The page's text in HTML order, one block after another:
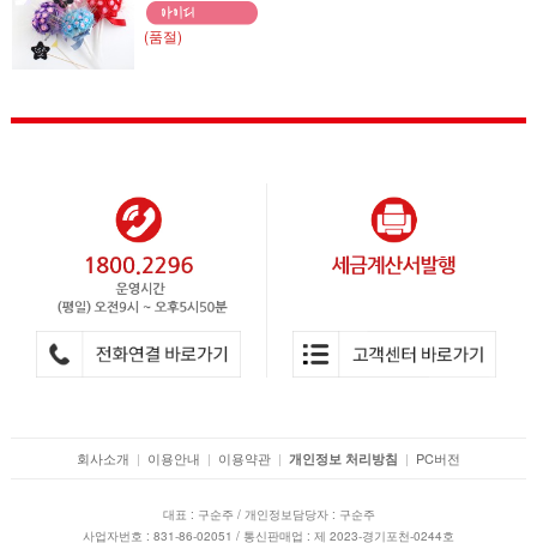
(품절)
회사소개 | 이용안내 | 이용약관 | 개인정보 처리방침 | PC버전
대표 : 구순주 / 개인정보담당자 : 구순주
사업자번호 : 831-86-02051 / 통신판매업 : 제 2023-경기포천-0244호